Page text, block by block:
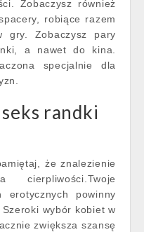
Zobaczysz również
robiące razem
gry. Zobaczysz pary
a nawet do kina.
specjalnie dla
randki
że znalezienie
erotycznych powinny
wybór kobiet w
zwiększa szansę